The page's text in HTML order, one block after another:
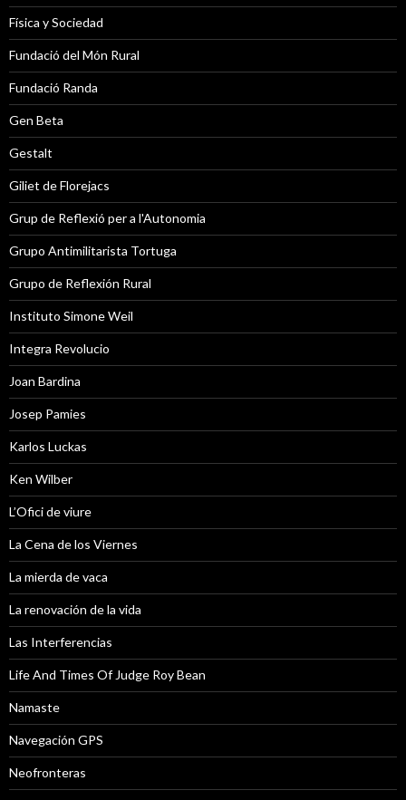
Física y Sociedad
Fundació del Món Rural
Fundació Randa
Gen Beta
Gestalt
Giliet de Florejacs
Grup de Reflexió per a l'Autonomia
Grupo Antimilitarista Tortuga
Grupo de Reflexión Rural
Instituto Simone Weil
Integra Revolucio
Joan Bardina
Josep Pamies
Karlos Luckas
Ken Wilber
L’Ofici de viure
La Cena de los Viernes
La mierda de vaca
La renovación de la vida
Las Interferencias
Life And Times Of Judge Roy Bean
Namaste
Navegación GPS
Neofronteras